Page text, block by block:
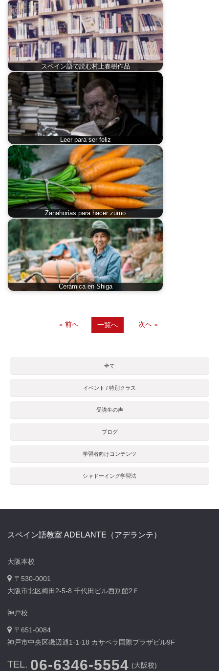
スペイン語で読む村上春樹作品
Leer para ser feliz
Zanahorias para hacer zumo
Cerámica en Shiga
« 前へ 一覧へ 次へ »
全て
イベント / 特別クラス
受講生の声
ブログ
学習者向けコンテンツ
シャドーイング学習法
スペイン語教室 ADELANTE（アデランテ）
大阪本校
〒530-0001
大阪市北区梅田2-5-8 千代田ビル西別館2Ｆ
神戸校
〒651-0084
神戸市中央区磯辺通1-1-18 カサベラ国際プラザビル9F
TEL. 06-6346-5554 (大阪校)